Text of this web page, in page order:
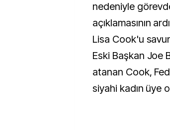
nedeniyle
açıklamasının
Lisa Cook'u
Eski Başkan Joe
atanan Cook,
siyahi kadın üye